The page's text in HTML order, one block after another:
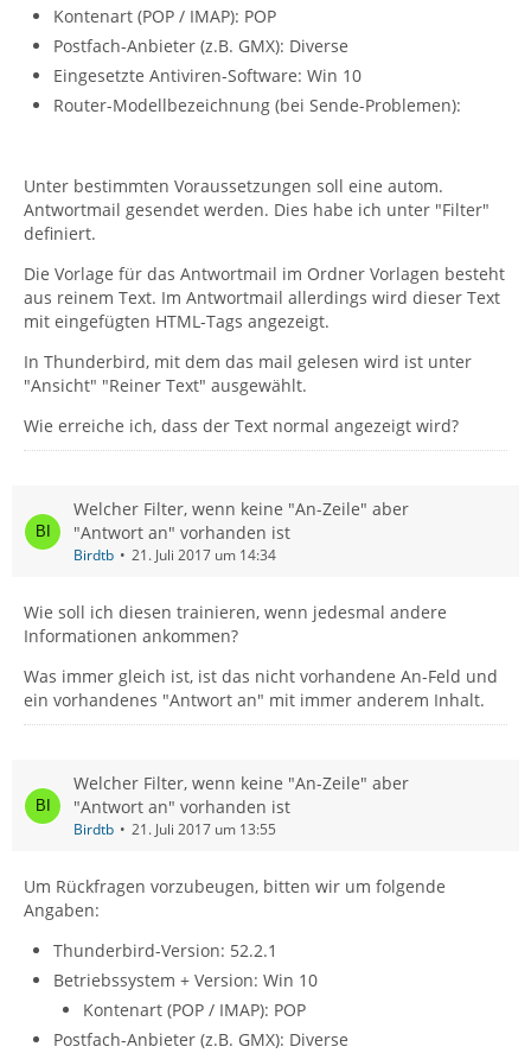
Kontenart (POP / IMAP): POP
Postfach-Anbieter (z.B. GMX): Diverse
Eingesetzte Antiviren-Software: Win 10
Router-Modellbezeichnung (bei Sende-Problemen):
Unter bestimmten Voraussetzungen soll eine autom.
Antwortmail gesendet werden. Dies habe ich unter "Filter"
definiert.
Die Vorlage für das Antwortmail im Ordner Vorlagen besteht
aus reinem Text. Im Antwortmail allerdings wird dieser Text
mit eingefügten HTML-Tags angezeigt.
In Thunderbird, mit dem das mail gelesen wird ist unter
"Ansicht" "Reiner Text" ausgewählt.
Wie erreiche ich, dass der Text normal angezeigt wird?
Welcher Filter, wenn keine "An-Zeile" aber
"Antwort an" vorhanden ist
Birdtb 21. Juli 2017 um 14:34
Wie soll ich diesen trainieren, wenn jedesmal andere
Informationen ankommen?
Was immer gleich ist, ist das nicht vorhandene An-Feld und
ein vorhandenes "Antwort an" mit immer anderem Inhalt.
Welcher Filter, wenn keine "An-Zeile" aber
"Antwort an" vorhanden ist
Birdtb 21. Juli 2017 um 13:55
Um Rückfragen vorzubeugen, bitten wir um folgende
Angaben:
Thunderbird-Version: 52.2.1
Betriebssystem + Version: Win 10
Kontenart (POP / IMAP): POP
Postfach-Anbieter (z.B. GMX): Diverse